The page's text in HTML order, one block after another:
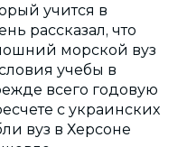
учится в
рассказал, что
морской вуз
учебы в
всего годовую
с украинских
вуз в Херсоне